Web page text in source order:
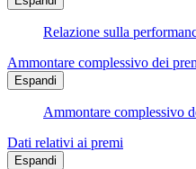
Relazione sulla
Ammontare complessivo dei
Espandi
Ammontare complessivo
Dati relativi ai premi
Espandi